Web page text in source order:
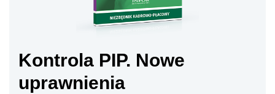
Kontrola PIP. Nowe
uprawnienia